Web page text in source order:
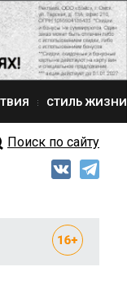
СТИЛЬ ЖИЗНИ
Поиск по сайту